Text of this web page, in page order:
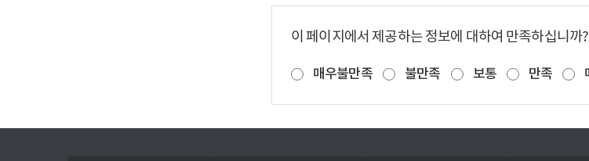
이 페이지에서 제공하는 정보에 대하여 만족하십니까?
매우불만족 불만족 보통 만족